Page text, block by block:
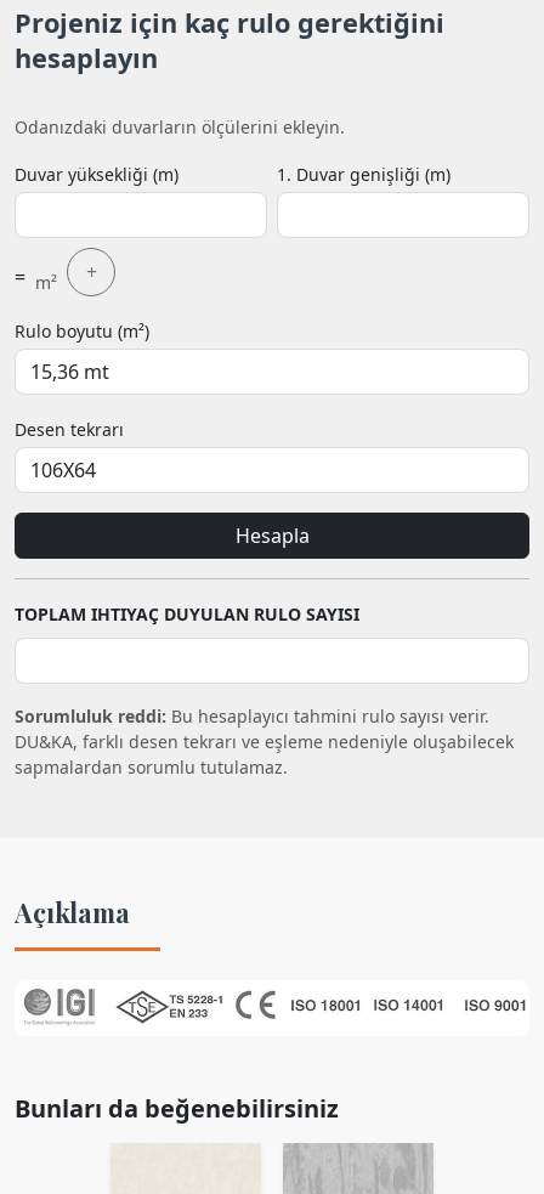
Projeniz için kaç rulo gerektiğini
hesaplayın
Odanızdaki duvarların ölçülerini ekleyin.
Duvar yüksekliği (m) 1. Duvar genişliği (m)
= m² +
Rulo boyutu (m²)
Desen tekrarı
Hesapla
TOPLAM IHTIYAÇ DUYULAN RULO SAYISI
Sorumluluk reddi: Bu hesaplayıcı tahmini rulo sayısı verir.
DU&KA, farklı desen tekrarı ve eşleme nedeniyle oluşabilecek
sapmalardan sorumlu tutulamaz.
Açıklama
Bunları da beğenebilirsiniz